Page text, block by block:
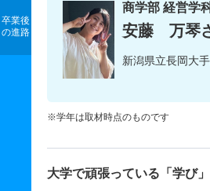
卒業後
の進路
商学部 経営学
安藤 万琴
新潟県立長岡大
※学年は取材時点のものです
大学で頑張っている「学び」